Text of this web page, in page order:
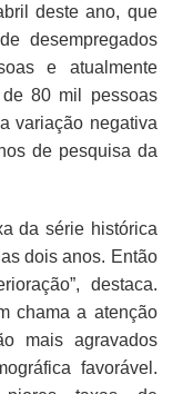
deste ano, que
desempregados
e atualmente
80 mil pessoas
variação negativa
de pesquisa da
da série histórica
dois anos. Então
destaca.
chama a atenção
mais agravados
favorável.